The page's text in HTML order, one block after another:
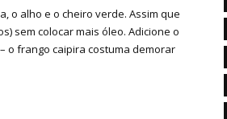
o alho e o cheiro verde. Assim que
sem colocar mais óleo. Adicione o
o frango caipira costuma demorar